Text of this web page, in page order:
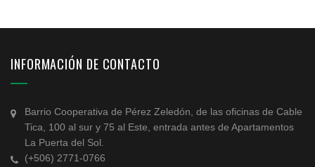
INFORMACIÓN DE CONTACTO
Barrio Cooperativa de Pérez Zeledón, de las oficinas de Cable
Tica, 100 al sur y 75 al Este, entrada antes de Apartamentos
La Puerta del Sol.
(+506) 2771-0766